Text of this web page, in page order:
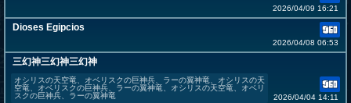
2026/04/09 16:21
Dioses Egipcios
2026/04/08 06:53
三幻神三幻神三幻神
オシリスの天空竜、オベリスクの巨神兵、ラーの翼神竜、オシリスの天
空竜、オベリスクの巨神兵、ラーの翼神竜、オシリスの天空竜、オベリ
スクの巨神兵、ラーの翼神竜
2026/04/04 14:11